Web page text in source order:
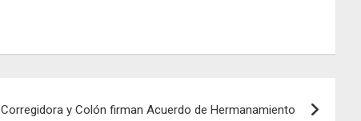
Corregidora y Colón firman Acuerdo de Hermanamiento